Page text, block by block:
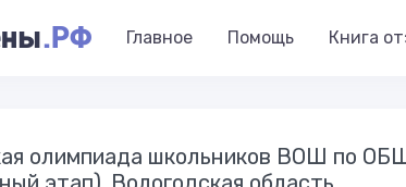
.РФ Главное Помощь Книга
олимпиада школьников ВОШ по